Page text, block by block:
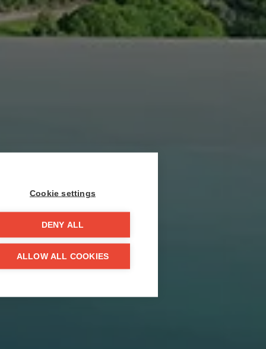
Cookie settings
DENY ALL
ALLOW ALL COOKIES